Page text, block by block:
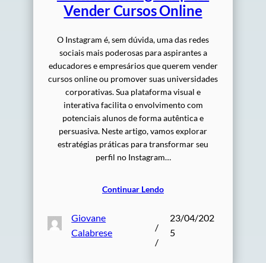
Vender Cursos Online
O Instagram é, sem dúvida, uma das redes
sociais mais poderosas para aspirantes a
educadores e empresários que querem vender
cursos online ou promover suas universidades
corporativas. Sua plataforma visual e
interativa facilita o envolvimento com
potenciais alunos de forma autêntica e
persuasiva. Neste artigo, vamos explorar
estratégias práticas para transformar seu
perfil no Instagram…
Continuar Lendo
Giovane
Calabrese
/
/
23/04/202
5